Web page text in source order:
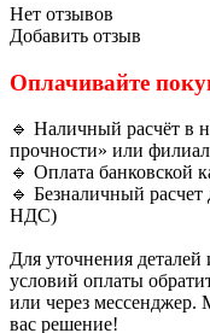
Нет отзывов
Добавить отзыв
Оплачивайте
🔹 Наличный расчёт в
прочности» или
🔹 Оплата банковской
🔹 Безналичный
НДС)
Для уточнения
условий оплаты
или через мессенджер.
вас решение!